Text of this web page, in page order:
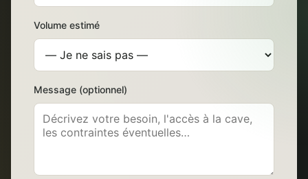
Volume estimé
Message (optionnel)